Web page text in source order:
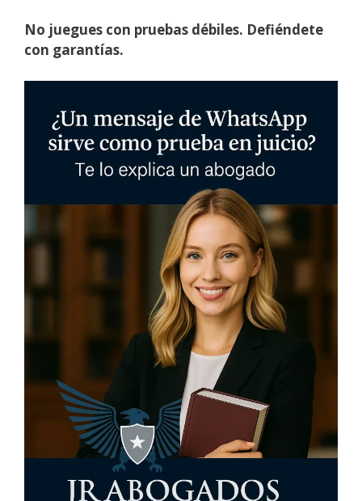
No juegues con pruebas débiles. Defiéndete
con garantías.